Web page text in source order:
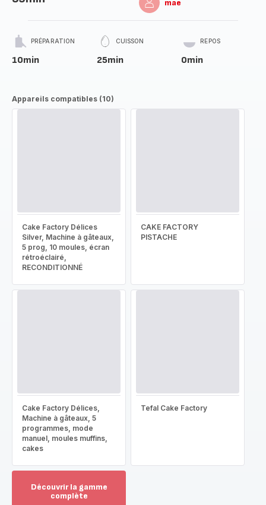
mae
PRÉPARATION
10min
CUISSON
25min
REPOS
0min
Appareils compatibles (10)
Cake Factory Délices
Silver, Machine à gâteaux,
5 prog, 10 moules, écran
rétroéclairé,
RECONDITIONNÉ
CAKE FACTORY
PISTACHE
Cake Factory Délices,
Machine à gâteaux, 5
programmes, mode
manuel, moules muffins,
cakes
Tefal Cake Factory
Découvrir la gamme
complète